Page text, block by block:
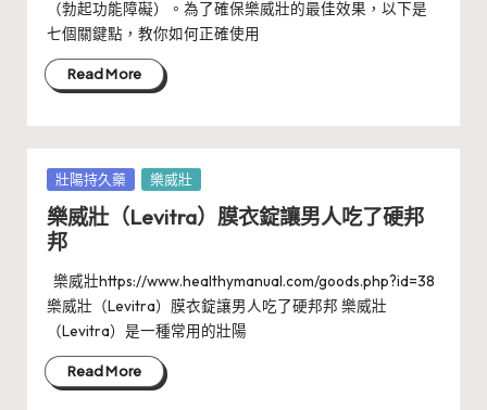
（勃起功能障礙）。為了確保樂威壯的最佳效果，以下是
七個關鍵點，教你如何正確使用
Read More
Posted
in
壯陽持久藥 樂威壯
樂威壯（Levitra）膜衣錠讓男人吃了硬邦
邦
樂威壯https://www.healthymanual.com/goods.php?id=38
樂威壯（Levitra）膜衣錠讓男人吃了硬邦邦 樂威壯
（Levitra）是一種常用的壯陽
Read More